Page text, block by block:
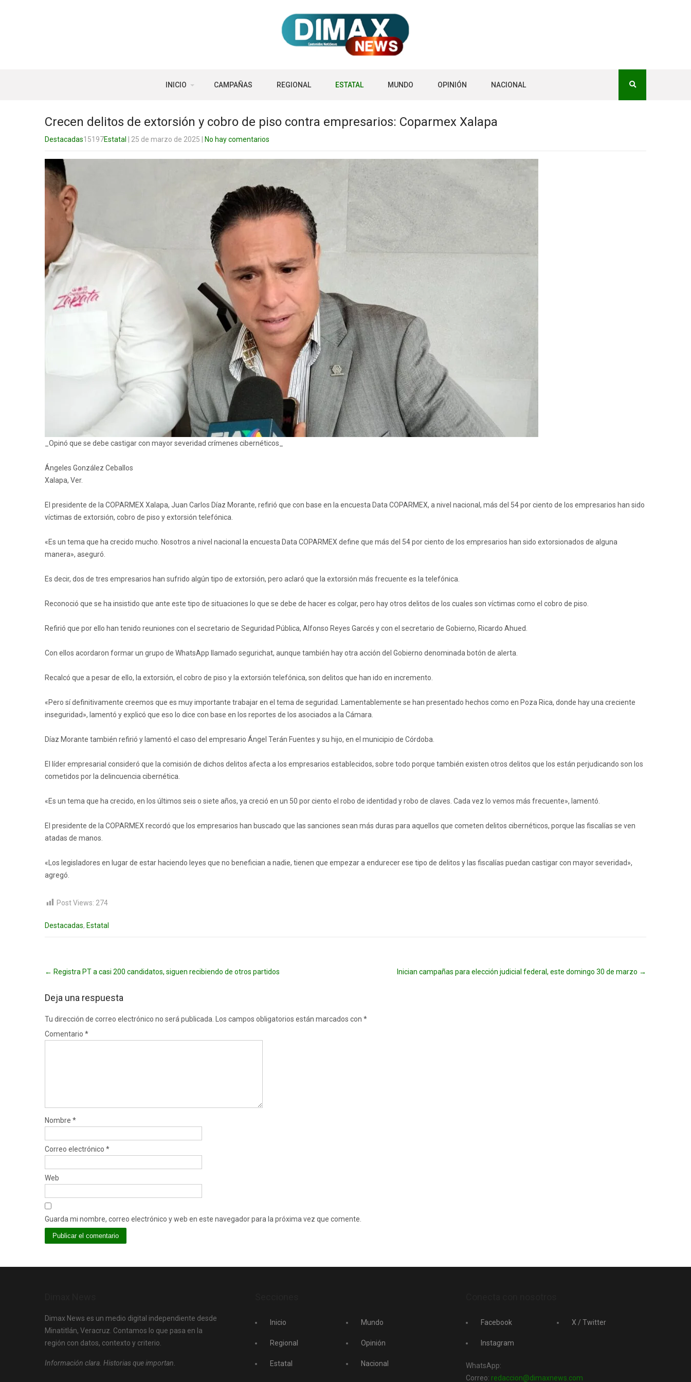
INICIO CAMPAÑAS REGIONAL ESTATAL MUNDO OPINIÓN NACIONAL
Crecen delitos de extorsión y cobro de piso contra empresarios: Coparmex Xalapa
Destacadas15197Estatal | 25 de marzo de 2025 No hay comentarios
_Opinó que se debe castigar con mayor severidad crímenes cibernéticos_
Ángeles González Ceballos
Xalapa, Ver.
El presidente de la COPARMEX Xalapa, Juan Carlos Díaz Morante, refirió que con base en la encuesta Data COPARMEX, a nivel nacional, más del 54 por ciento de los empresarios han sido
víctimas de extorsión, cobro de piso y extorsión telefónica.
«Es un tema que ha crecido mucho. Nosotros a nivel nacional la encuesta Data COPARMEX define que más del 54 por ciento de los empresarios han sido extorsionados de alguna
manera», aseguró.
Es decir, dos de tres empresarios han sufrido algún tipo de extorsión, pero aclaró que la extorsión más frecuente es la telefónica.
Reconoció que se ha insistido que ante este tipo de situaciones lo que se debe de hacer es colgar, pero hay otros delitos de los cuales son víctimas como el cobro de piso.
Refirió que por ello han tenido reuniones con el secretario de Seguridad Pública, Alfonso Reyes Garcés y con el secretario de Gobierno, Ricardo Ahued.
Con ellos acordaron formar un grupo de WhatsApp llamado segurichat, aunque también hay otra acción del Gobierno denominada botón de alerta.
Recalcó que a pesar de ello, la extorsión, el cobro de piso y la extorsión telefónica, son delitos que han ido en incremento.
«Pero sí definitivamente creemos que es muy importante trabajar en el tema de seguridad. Lamentablemente se han presentado hechos como en Poza Rica, donde hay una creciente
inseguridad», lamentó y explicó que eso lo dice con base en los reportes de los asociados a la Cámara.
Díaz Morante también refirió y lamentó el caso del empresario Ángel Terán Fuentes y su hijo, en el municipio de Córdoba.
El líder empresarial consideró que la comisión de dichos delitos afecta a los empresarios establecidos, sobre todo porque también existen otros delitos que los están perjudicando son los
cometidos por la delincuencia cibernética.
«Es un tema que ha crecido, en los últimos seis o siete años, ya creció en un 50 por ciento el robo de identidad y robo de claves. Cada vez lo vemos más frecuente», lamentó.
El presidente de la COPARMEX recordó que los empresarios han buscado que las sanciones sean más duras para aquellos que cometen delitos cibernéticos, porque las fiscalías se ven
atadas de manos.
«Los legisladores en lugar de estar haciendo leyes que no benefician a nadie, tienen que empezar a endurecer ese tipo de delitos y las fiscalías puedan castigar con mayor severidad»,
agregó.
Post Views: 274
Destacadas, Estatal
navigation
← Registra PT a casi 200 candidatos, siguen recibiendo de otros partidos Inician campañas para elección judicial federal, este domingo 30 de marzo →
Deja una respuesta
Tu dirección de correo electrónico no será publicada. Los campos obligatorios están marcados con *
Comentario *
Nombre *
Correo electrónico *
Web
Guarda mi nombre, correo electrónico y web en este navegador para la próxima vez que comente.
Dimax News es un medio digital independiente desde
Minatitlán, Veracruz. Contamos lo que pasa en la
región con datos, contexto y criterio.
Información clara. Historias que importan.
Inicio
Regional
Estatal
Mundo
Opinión
Nacional
Facebook
Instagram
X / Twitter
WhatsApp:
Correo: redaccion@dimaxnews.com